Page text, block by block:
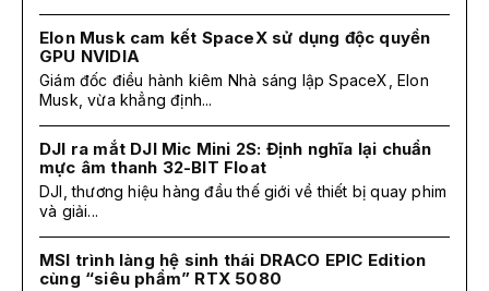
Elon Musk cam kết SpaceX sử dụng độc quyền
GPU NVIDIA
Giám đốc điều hành kiêm Nhà sáng lập SpaceX, Elon
Musk, vừa khẳng định...
DJI ra mắt DJI Mic Mini 2S: Định nghĩa lại chuẩn
mực âm thanh 32-BIT Float
DJI, thương hiệu hàng đầu thế giới về thiết bị quay phim
và giải...
MSI trình làng hệ sinh thái DRACO EPIC Edition
cùng “siêu phẩm” RTX 5080